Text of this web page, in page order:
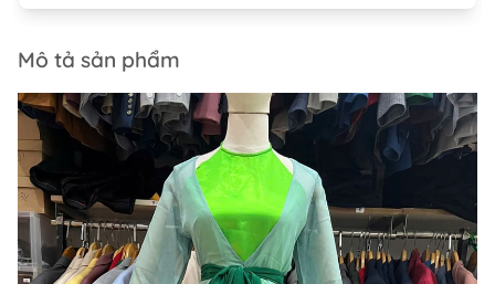
Mô tả sản phẩm